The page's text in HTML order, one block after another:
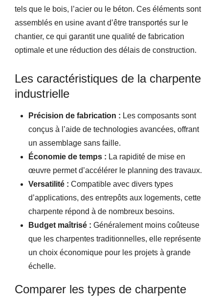
tels que le bois, l’acier ou le béton. Ces éléments sont
assemblés en usine avant d’être transportés sur le
chantier, ce qui garantit une qualité de fabrication
optimale et une réduction des délais de construction.
Les caractéristiques de la charpente
industrielle
Précision de fabrication : Les composants sont
conçus à l’aide de technologies avancées, offrant
un assemblage sans faille.
Économie de temps : La rapidité de mise en
œuvre permet d’accélérer le planning des travaux.
Versatilité : Compatible avec divers types
d’applications, des entrepôts aux logements, cette
charpente répond à de nombreux besoins.
Budget maîtrisé : Généralement moins coûteuse
que les charpentes traditionnelles, elle représente
un choix économique pour les projets à grande
échelle.
Comparer les types de charpente